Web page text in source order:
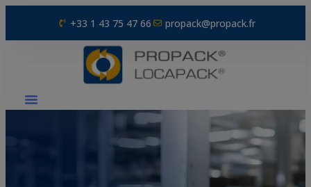
+33 1 43 75 47 66 propack@propack.fr